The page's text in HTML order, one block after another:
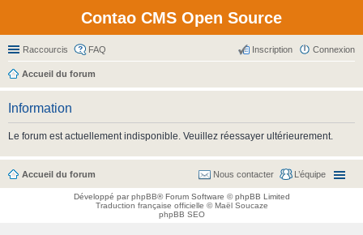
Contao CMS Open Source
Raccourcis FAQ Connexion
Inscription
Accueil du forum
Information
Le forum est actuellement indisponible. Veuillez réessayer ultérieurement.
Accueil du forum L’équipe
Nous contacter
Développé parphpBB® Forum Software © phpBB Limited
Traduction française officielle ©Maël Soucaze
phpBB SEO